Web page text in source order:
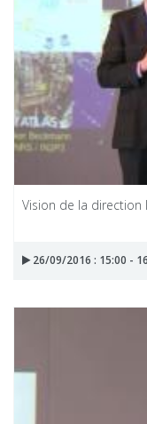
Vision de la direction
26/09/2016 : 15:00 -